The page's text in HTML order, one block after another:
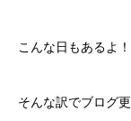
こんな日もあるよ
そんな訳でブログ